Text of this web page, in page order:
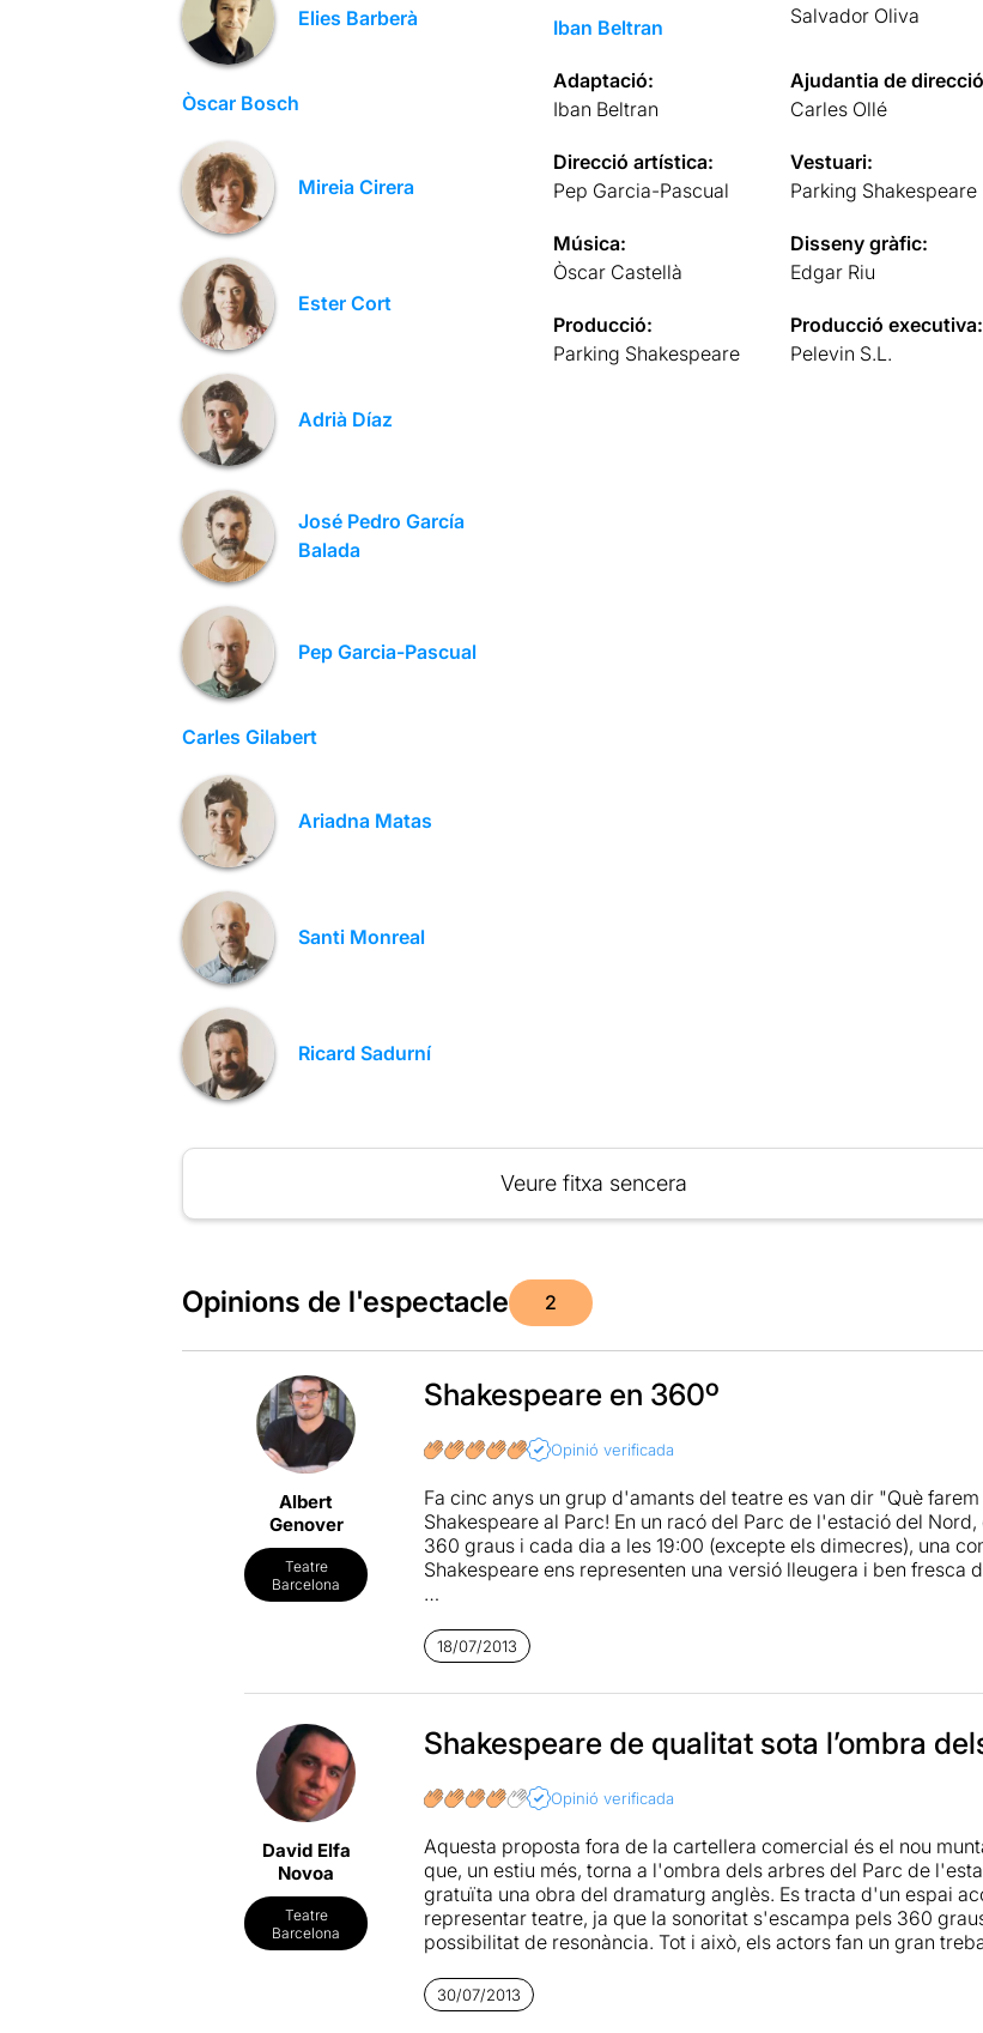
Elies Barberà
Òscar Bosch
Mireia Cirera
Ester Cort
Adrià Díaz
José Pedro García
Balada
Pep Garcia-Pascual
Carles Gilabert
Ariadna Matas
Santi Monreal
Ricard Sadurní
Iban Beltran
Salvador Oliva
Adaptació:
Iban Beltran
Ajudantia de
Carles Ollé
Direcció artística:
Pep Garcia-Pascual
Vestuari:
Parking Shakespeare
Música:
Òscar Castellà
Disseny gràfic:
Edgar Riu
Producció:
Parking Shakespeare
Producció executiva:
Pelevin S.L.
Veure fitxa sencera
Opinions de l'espectacle 2
Albert
Genover
Teatre
Barcelona
Shakespeare en 360º
Opinió verificada
Fa cinc anys un grup d'amants del teatre es van dir "Què
Shakespeare al Parc! En un racó del Parc de l'estació del
360 graus i cada dia a les 19:00 (excepte els dimecres), una
Shakespeare ens representen una versió lleugera i ben fresca
costat de l'estació del Nord, entre uns arbres molt propicis
talent i teatre en estat pur!
18/07/2013
David Elfa
Novoa
Teatre
Barcelona
Shakespeare de qualitat sota l’ombra
Opinió verificada
Aquesta proposta fora de la cartellera comercial és el nou
que, un estiu més, torna a l'ombra dels arbres del Parc de
gratuïta una obra del dramaturg anglès. Es tracta d'un espai
representar teatre, ja que la sonoritat s'escampa pels 360
possibilitat de resonància. Tot i això, els actors fan un gran
disponibles a través dels quals els actors entren i surten per
dinamisme que li és propici per al tipus de relat representat, el
30/07/2013